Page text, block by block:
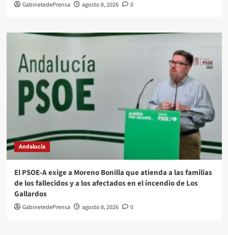
GabinetedePrensa agosto 8, 2026 0
Andalucía
El PSOE-A exige a Moreno Bonilla que atienda a las familias
de los fallecidos y a los afectados en el incendio de Los
Gallardos
GabinetedePrensa agosto 8, 2026 0